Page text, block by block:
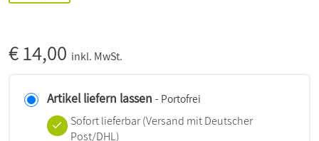
€14,00 inkl. MwSt.
Artikel liefern lassen - Portofrei
Sofort lieferbar(Versand mit Deutscher
Post/DHL)